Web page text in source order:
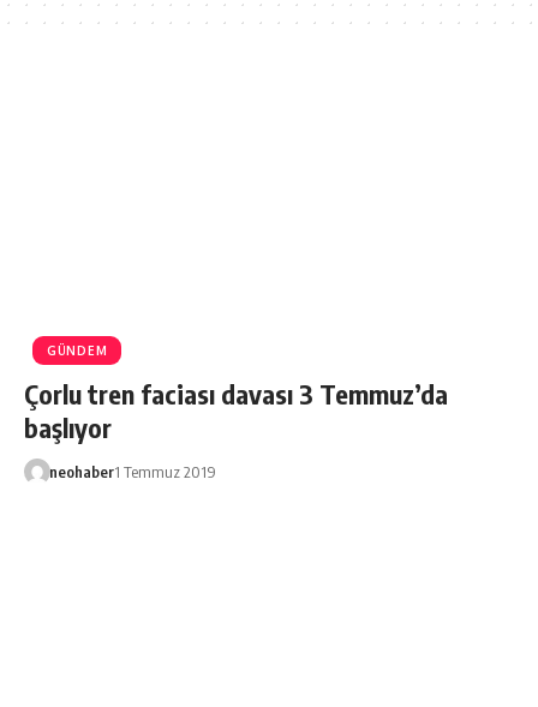
GÜNDEM
Çorlu tren faciası davası 3 Temmuz’da
başlıyor
neohaber1 Temmuz 2019